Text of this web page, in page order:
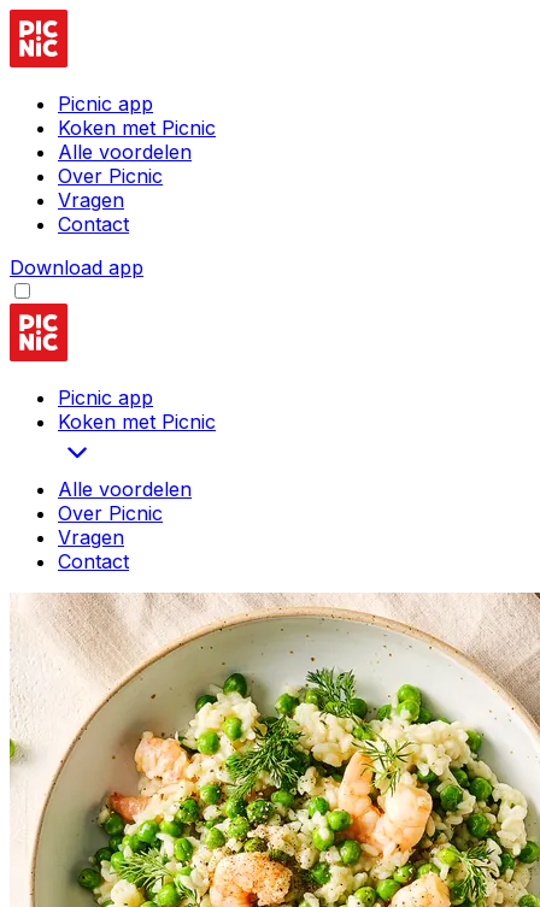
Picnic app
Koken met Picnic
Alle voordelen
Over Picnic
Vragen
Contact
Download app
Picnic app
Koken met Picnic
Alle voordelen
Over Picnic
Vragen
Contact